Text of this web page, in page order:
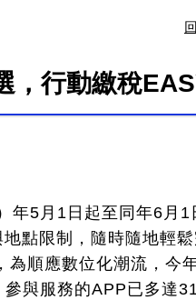
行動繳稅
年5月1日起至同年6月1
點限制，隨時隨地輕鬆
順應數位化潮流，今
與服務的APP已多達